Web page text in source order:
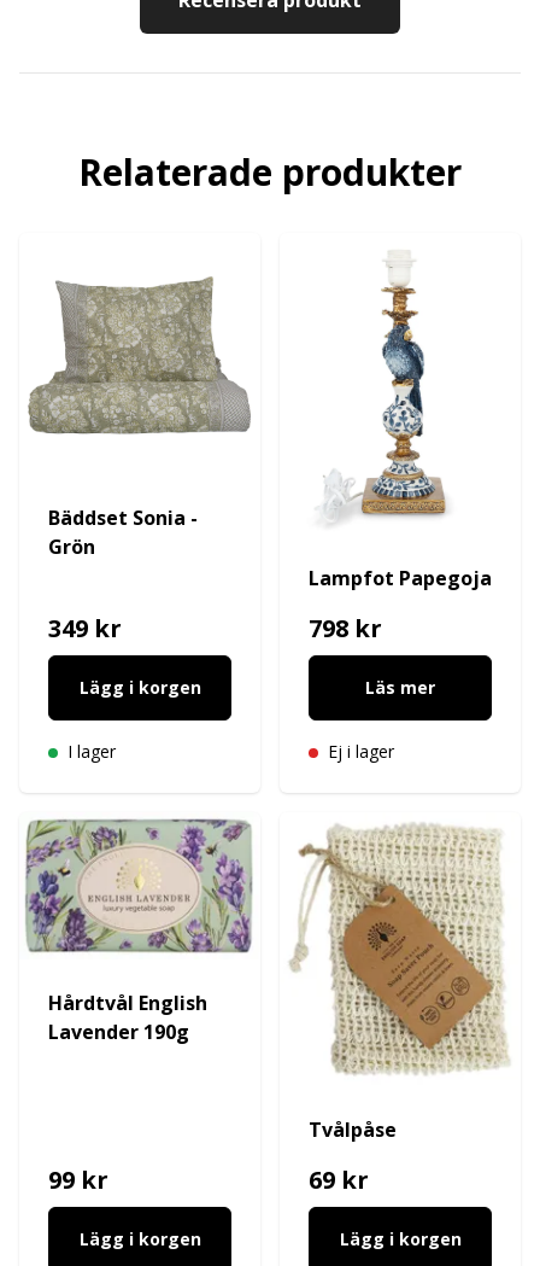
Relaterade produkter
Bäddset Sonia -
Grön
349 kr
Lägg i korgen
I lager
Lampfot Papegoja
798 kr
Läs mer
Ej i lager
Hårdtvål English
Lavender 190g
99 kr
Lägg i korgen
Tvålpåse
69 kr
Lägg i korgen